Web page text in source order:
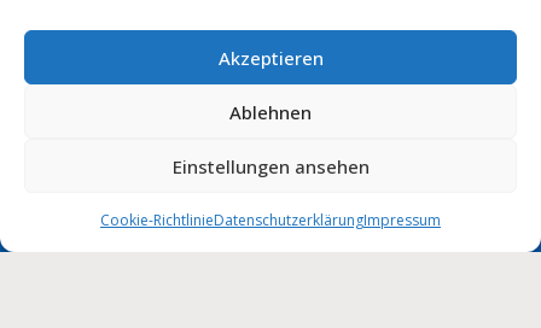
Akzeptieren
Ablehnen
Einstellungen ansehen
Cookie-RichtlinieDatenschutzerklärungImpressum
Anmelden
Barrierefreiheit
Stadt Wolmirstedt | 2026
Nachrichten
direkt auf Ihr Handy